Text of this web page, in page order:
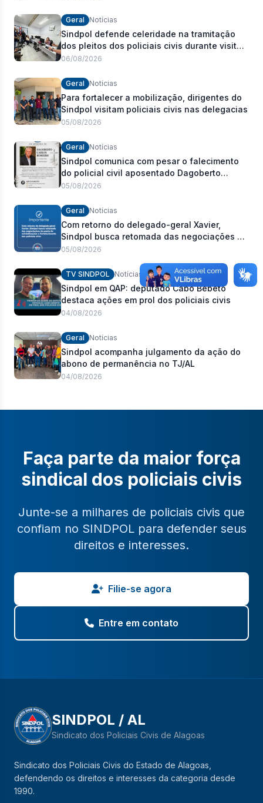
Geral Notícias
Sindpol defende celeridade na tramitação
dos pleitos dos policiais civis durante visita
às delegacias
06/08/2026
Geral Notícias
Para fortalecer a mobilização, dirigentes do
Sindpol visitam policiais civis nas delegacias
05/08/2026
Geral Notícias
Sindpol comunica com pesar o falecimento
do policial civil aposentado Dagoberto
Carlos Romeiro
05/08/2026
Geral Notícias
Com retorno do delegado-geral Xavier,
Sindpol busca retomada das negociações da
pauta de reivindicações e fortalecimento dos
05/08/2026
TV SINDPOL Notícias
Sindpol em QAP: deputado Cabo Bebeto
destaca ações em prol dos policiais civis
04/08/2026
Geral Notícias
Sindpol acompanha julgamento da ação do
abono de permanência no TJ/AL
04/08/2026
Faça parte da maior força
sindical dos policiais civis
Junte-se a milhares de policiais civis que
confiam no SINDPOL para defender seus
direitos e interesses.
Filie-se agora
Entre em contato
SINDPOL / AL
Sindicato dos Policiais Civis de Alagoas
Sindicato dos Policiais Civis do Estado de Alagoas,
defendendo os direitos e interesses da categoria desde
1990.